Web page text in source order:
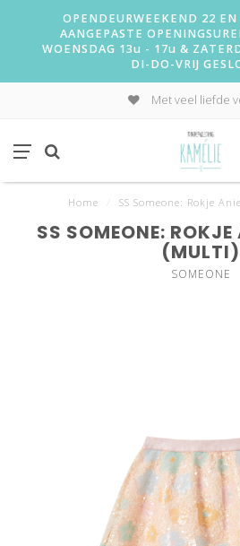
OPENDEURWEEKEND 22 EN
AANGEPASTE
WOENSDAG 13u - 17u &
DI-DO-VRIJ
Met veel liefde
Home SS Someone: Rokje
SS SOMEONE:
(MULTI)
SOMEONE